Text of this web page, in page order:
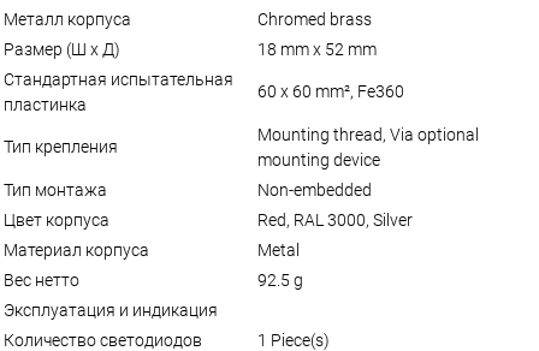
Металл корпуса
Chromed brass
Размер (Ш x Д)
18 mm x 52 mm
Стандартная испытательная
пластинка
60 x 60 mm², Fe360
Тип крепления
Mounting thread, Via optional
mounting device
Тип монтажа
Non-embedded
Цвет корпуса
Red, RAL 3000, Silver
Материал корпуса
Metal
Вес нетто
92.5 g
Эксплуатация и индикация
Количество светодиодов
1 Piece(s)